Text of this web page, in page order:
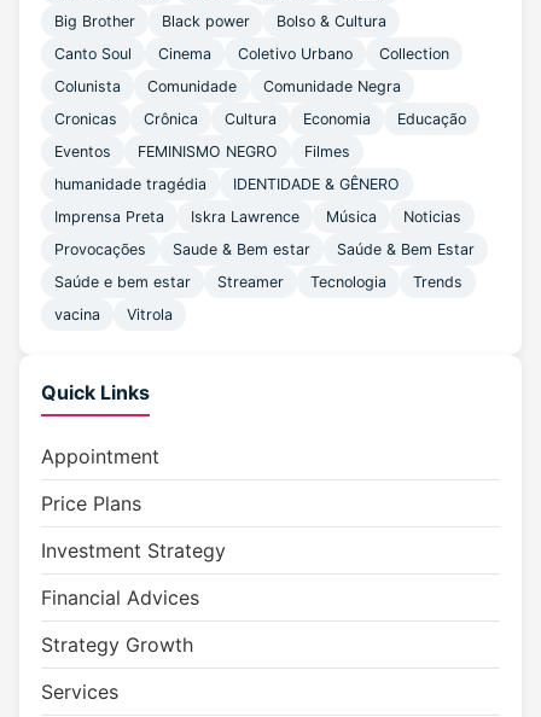
Big Brother
Black power
Bolso & Cultura
Canto Soul
Cinema Coletivo Urbano
Collection
Colunista
Comunidade
Comunidade Negra
Cronicas
Crônica Cultura Economia
Educação
Eventos
FEMINISMO NEGRO
Filmes
humanidade tragédia
IDENTIDADE & GÊNERO
Imprensa Preta
Iskra Lawrence Música
Noticias
Provocações
Saude & Bem estar
Saúde & Bem Estar
Saúde e bem estar
Streamer Tecnologia
Trends
vacina
Vitrola
Quick Links
Appointment
Price Plans
Investment Strategy
Financial Advices
Strategy Growth
Services